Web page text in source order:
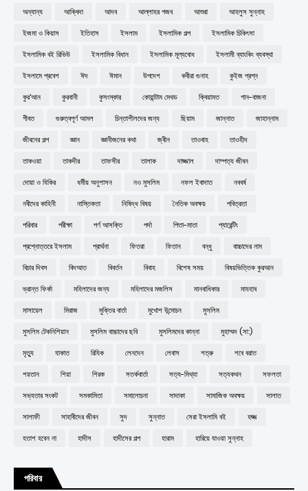
অন্যান্য
আক্বিদা আদব আল্লাহর গজব আশুরা
আহলুস সুন্নাহ
ইজমা ও কিয়াস
ইতিহাস ইসলাম ইসলামিক গল্প
ইসলামিক চিকিৎসা
ইসলামিক বই রিভিউ
ইসলামিক বিধান ইসলামিক মূল্যবোধ
ইসলামী ব্যাংকিং ব্যবস্থা
ইসলামে প্রবেশ
ঈদ ঈমান উপদেশ কবীরা গুনাহ
কুইজ প্রশ্ন
কুর'আন
কুরবানী কুসংস্কার কোয়ান্টাম মেথড ক্বিয়ামত
গান-বাজনা
গীবত
গুরুত্বপূর্ণ আমল চিন্তাশীলদের জন্য ছিয়াম জান্নাত
জাহান্নাম
জীবনের গল্প
জ্ঞান জ্ঞানীজনের কথা জ্বীন তাওবাহ
তাওহীদ
তাকওয়া
তাকদীর তাফসীর তালাক দাজ্জাল
দাম্পত্য জীবন
দোয়া ও যিকির
ধর্মীয় অনুশাসন নও মুসলিম নফল ইবাদাত
নববর্ষ
নবীদের কাহিনী
নাস্তিকতা নিষিদ্ধ বিষয় নৈতিক অবক্ষয়
পবিত্রতা
পরিবার
পরীক্ষা পর্ণ আসক্তি পর্দা পিতা-মাতা
প্যারেন্টিং
প্রশ্নোত্তরে ইসলাম
প্রার্থনা ফিতরা ফিতান বন্ধু
বাচ্চাদের নাম
বিচার দিবস
বিদআত বিবর্তন বিবাহ বিশেষ সময়
বিষয়ভিত্তিক কুরআন
ভ্রান্ত ফির্কা
মহিলাদের জন্য মহিলাদের মজলিস মানবাধিকার
মাযহাব
মাসায়েল
মিরাজ মুক্তির বার্তা মুখোশ উন্মোচন
মুসলিম
মুসলিম টেকনিশিয়ান
মুসলিম বাচ্চাদের ছবি মুসলিমদের কান্না
মুহাম্মদ (সা:)
মৃত্যু
যাকাত রিযিক লেনদেন লেবাস শত্রু
শবে বরাত
শয়তান
শিয়া শিরক সতর্কবার্তা সত্য-মিথ্যা সত্যকথন
সফলতা
সভ্যতার সংকট
সমকামিতা সমালোচনা সাদাকা সামাজিক অবক্ষয়
সালাত
সালাফী
সাহাবীদের জীবন সুদ সুন্নাত সেরা ইসলামি বই
হজ্জ
হতাশ হবেন না
হাদীস হাদীসের গল্প হারাম হারিয়ে যাওয়া সুন্নাহ
পরিবার